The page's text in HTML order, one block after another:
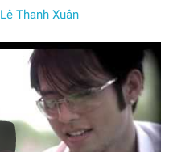
Lê Thanh Xuân